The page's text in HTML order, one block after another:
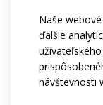
Naše
ďalšie
návštevnosti
rukávmi
elastickým
Voliteľné štvrté
protišmyková